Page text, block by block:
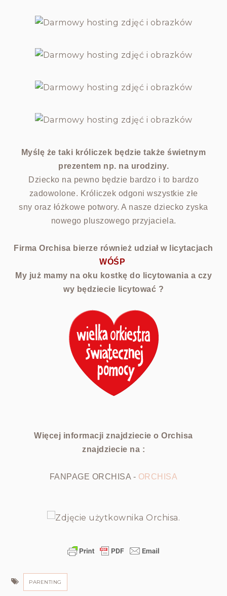
Myślę że taki króliczek będzie także świetnym
prezentem np. na urodziny.
Dziecko na pewno będzie bardzo i to bardzo
zadowolone. Króliczek odgoni wszystkie złe
sny oraz łóżkowe potwory. A nasze dziecko zyska
nowego pluszowego przyjaciela.
Firma Orchisa bierze również udział w licytacjach
WÓŚP
My już mamy na oku kostkę do licytowania a czy
wy będziecie licytować ?
Więcej informacji znajdziecie o Orchisa
znajdziecie na :
FANPAGE ORCHISA - ORCHISA
PARENTING